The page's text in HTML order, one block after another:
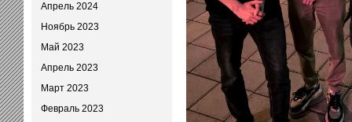
Апрель 2024
Ноябрь 2023
Май 2023
Апрель 2023
Март 2023
Февраль 2023